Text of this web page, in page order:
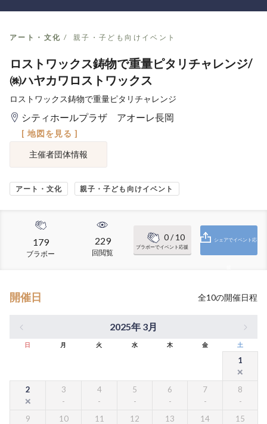
アート・文化 親子・子ども向けイベント
ロストワックス鋳物で重量ピタリチャレンジ/
㈱ハヤカワロストワックス
ロストワックス鋳物で重量ピタリチャレンジ
シティホールプラザ アオーレ長岡
[ 地図を見る ]
主催者団体情報
アート・文化 親子・子ども向けイベント
179
ブラボー
229
回閲覧
0/ 10
ブラボーでイベント応援
シェアでイベント応
開催日 全10の開催日程
2025年 3月
日 月 火 水 木 金 土
1
2 3 4 5 6 7 8
9 10 11 12 13 14 15